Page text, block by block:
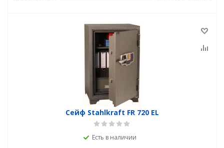
Сейф Stahlkraft FR 720 EL
Есть в наличии